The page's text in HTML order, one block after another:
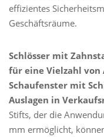
effizientes
Geschäftsräume.
Schlösser mit
für eine Vielzahl von
Schaufenster mit
Auslagen in
Stifts, der die
mm ermöglicht,